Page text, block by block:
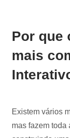
Por que
mais
Existem vários
mas fazem toda